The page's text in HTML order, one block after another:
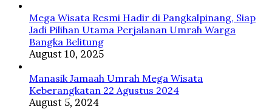
Mega Wisata Resmi Hadir di Pangkalpinang, Siap
Jadi Pilihan Utama Perjalanan Umrah Warga
Bangka Belitung
August 10, 2025
Manasik Jamaah Umrah Mega Wisata
Keberangkatan 22 Agustus 2024
August 5, 2024